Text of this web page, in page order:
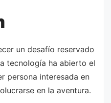
un desafío reservado
tecnología ha abierto el
persona interesada en
en la aventura.